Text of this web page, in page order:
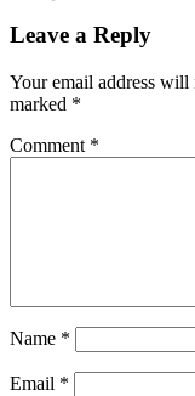
Leave a Reply
Your email address will
marked *
Comment *
Name *
Email *